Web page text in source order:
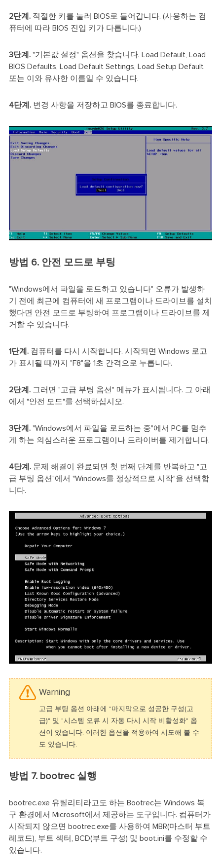
2단계.적절한 키를 눌러 BIOS로 들어갑니다. (사용하는 컴
퓨터에 따라 BIOS 진입 키가 다릅니다.)
3단계."기본값 설정" 옵션을 찾습니다. Load Default, Load
BIOS Defaults, Load Default Settings, Load Setup Default
또는 이와 유사한 이름일 수 있습니다.
4단계.변경 사항을 저장하고 BIOS를 종료합니다.
방법 6. 안전 모드로 부팅
"Windows에서 파일을 로드하고 있습니다" 오류가 발생하
기 전에 최근에 컴퓨터에 새 프로그램이나 드라이브를 설치
했다면 안전 모드로 부팅하여 프로그램이나 드라이브를 제
거할 수 있습니다.
1단계. 컴퓨터를 다시 시작합니다. 시작되면 Windows 로고
가 표시될 때까지 "F8"을 1초 간격으로 누릅니다.
2단계. 그러면 "고급 부팅 옵션" 메뉴가 표시됩니다. 그 아래
에서 "안전 모드"를 선택하십시오.
3단계. "Windows에서 파일을 로드하는 중"에서 PC를 멈추
게 하는 의심스러운 프로그램이나 드라이버를 제거합니다.
4단계. 문제 해결이 완료되면 첫 번째 단계를 반복하고 "고
급 부팅 옵션"에서 "Windows를 정상적으로 시작"을 선택합
니다.
Warning
고급 부팅 옵션 아래에 "마지막으로 성공한 구성(고
급)" 및 "시스템 오류 시 자동 다시 시작 비활성화" 옵
션이 있습니다. 이러한 옵션을 적용하여 시도해 볼 수
도 있습니다.
방법 7. bootrec 실행
bootrec.exe 유틸리티라고도 하는 Bootrec는 Windows 복
구 환경에서 Microsoft에서 제공하는 도구입니다. 컴퓨터가
시작되지 않으면 bootrec.exe를 사용하여 MBR(마스터 부트
레코드), 부트 ​​섹터, BCD(부트 구성) 및 boot.ini를 수정할 수
있습니다.